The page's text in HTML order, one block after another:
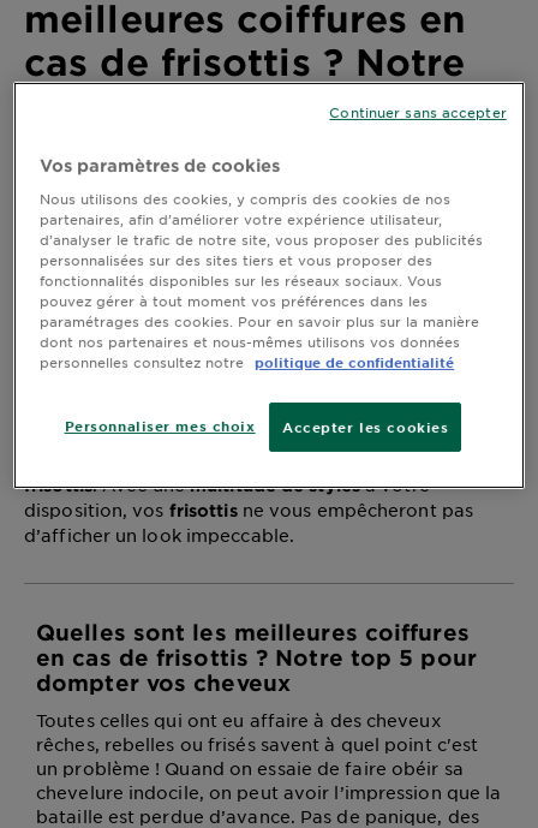
DIAGNOSTICS
NOS
Explorer
Au coeur
de
l'ingrédient
Garnier x
Gisele
Bündchen
magazine
meilleures coiffures en
cas de frisottis ? Notre
top 5 pour dompter vos
cheveux
Dernière mise à jour juin 28, 2021
Toutes celles qui ont eu affaire à des cheveux rêches,
rebelles ou frisés savent à quel point c'est un
problème ! Quand on essaie de faire obéir sa
chevelure indocile, on peut avoir l’impression que la
solutions existent. On trouve aujourd’hui d’excellents
produits anti-frisottissur le marché, et nous avons
constitué une liste des meilleures
frisottis. Avec unemultitude de stylesà votre
disposition, vos frisottisne vous empêcheront pas
d’afficher un look impeccable.
Quelles sont les meilleures coiffures
en cas de frisottis ? Notre top 5 pour
dompter vos cheveux
Toutes celles qui ont eu affaire à des cheveux
rêches, rebelles ou frisés savent à quel point c'est
un problème ! Quand on essaie de faire obéir sa
chevelure indocile, on peut avoir l’impression que la
bataille est perdue d’avance. Pas de panique, des
Vos paramètres de cookies
Nous utilisons des cookies, y compris des cookies de nos
partenaires, afin d’améliorer votre expérience utilisateur,
d’analyser le trafic de notre site, vous proposer des publicités
personnalisées sur des sites tiers et vous proposer des
fonctionnalités disponibles sur les réseaux sociaux. Vous
pouvez gérer à tout moment vos préférences dans les
paramétrages des cookies. Pour en savoir plus sur la manière
dont nos partenaires et nous-mêmes utilisons vos données
personnelles consultez notre
politique de confidentialité
Accepter les cookies
Personnaliser mes choix
Continuer sans accepter